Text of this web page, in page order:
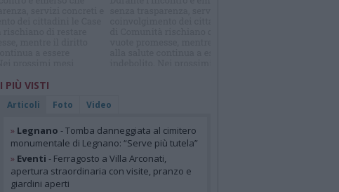
I PIÙ VISTI
Articoli Foto Video
» Legnano - Tomba danneggiata al cimitero
monumentale di Legnano: “Serve più tutela”
» Eventi - Ferragosto a Villa Arconati,
apertura straordinaria con visite, pranzo e
giardini aperti